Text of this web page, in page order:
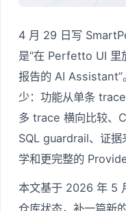
4 月 29 日写
是“在 Perfetto UI 里
报告的 AI Assistant”
少：功能从单条
多 trace 横向比较、
SQL guardrail、证据
学和更完整的
本文基于 2026 年 5